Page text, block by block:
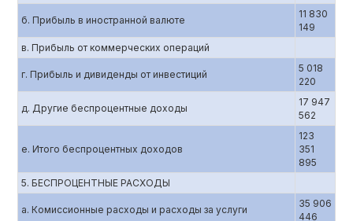
б. Прибыль в иностранной валюте
11 830
149
в. Прибыль от коммерческих операций
г. Прибыль и дивиденды от инвестиций
5 018
220
д. Другие беспроцентные доходы
17 947
562
е. Итого беспроцентных доходов
123
351
895
5. БЕСПРОЦЕНТНЫЕ РАСХОДЫ
а. Комиссионные расходы и расходы за услуги
35 906
446